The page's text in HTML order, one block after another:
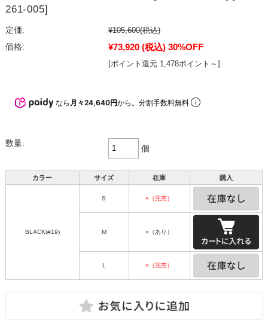
261-005]
定価: ¥105,600(税込)
価格:
¥73,920 (税込) 30%OFF
[ポイント還元 1,478ポイント～]
なら 月々24,640円から。分割手数料無料
数量:
個
カラー サイズ 在庫 購入
BLACK(#19)
S ×（完売）
M ○（あり）
L ×（完売）